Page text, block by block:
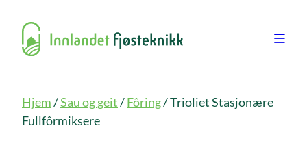
Hjem/Sau og geit/Fôring/ Trioliet Stasjonære
Fullfôrmiksere